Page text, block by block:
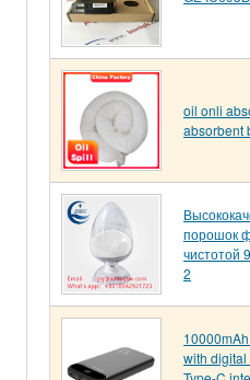
oil onli
absorbent
порошок
чистотой
2
with